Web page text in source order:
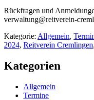
Rückfragen und
verwaltung@reitverein-
Kategorie: Allgemein,
2024, Reitverein Cremlingen,
Kategorien
Allgemein
Termine